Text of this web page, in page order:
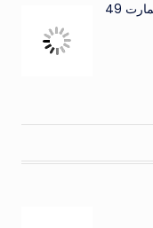
أسعار ومواصفات ومميزات شاشة توشيبا سمارت 49